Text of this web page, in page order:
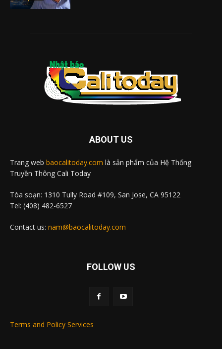
ABOUT US
Trang web baocalitoday.com là sản phẩm của Hệ Thống
Truyền Thông Cali Today
Tòa soạn: 1310 Tully Road #109, San Jose, CA 95122
Tel: (408) 482-6527
Contact us: nam@baocalitoday.com
FOLLOW US
Terms and Policy Services